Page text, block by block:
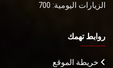
الزيارات اليومية: 700
روابط تهمك
خريطة الموقع